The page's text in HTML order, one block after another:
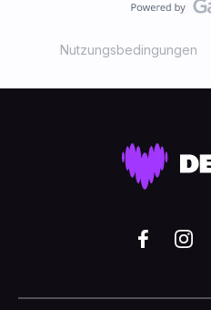
Nutzungsbedingungen